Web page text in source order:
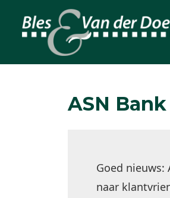
ASN Bank
Goed nieuws:
naar